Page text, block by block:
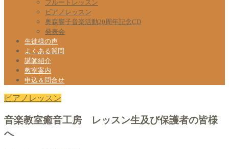
フルートレッスン
ピアノレッスン
奥森響子音楽活動20周年記念CD
発表会
生徒様の声
よくある質問
講師紹介
教室案内
申込＆問合せ
ピアノレッスン
音楽教室癒音工房 レッスン生及び保護者の皆様
へ